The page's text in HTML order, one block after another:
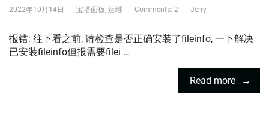
2022年10月14日 宝塔面板, 运维 Comments: 2 Jerry
报错: 往下看之前, 请检查是否正确安装了fileinfo, 一下解决
已安装fileinfo但报需要filei …
Read more